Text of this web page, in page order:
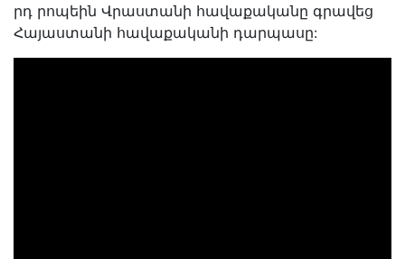
րդ րոպեին Վրաստանի հավաքականը գրավեց
Հայաստանի հավաքականի դարպասը: